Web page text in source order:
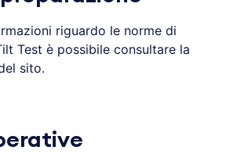
riguardo le norme di
Test è possibile consultare la
sito.